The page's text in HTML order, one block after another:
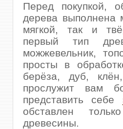
Перед покупкой,
дерева выполнена
мягкой, так и
первый тип
можжевельник,
просты в
берёза, дуб,
прослужит вам
представить себе
обставлен
древесины.